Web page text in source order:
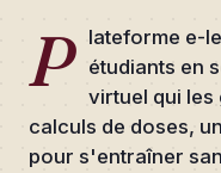
P
lateforme e-
étudiants en
virtuel qui les
calculs de doses,
pour s'entraîner